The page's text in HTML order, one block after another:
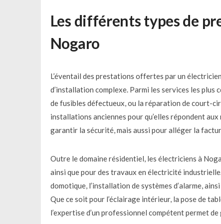
Les différents types de
Nogaro
L’éventail des prestations offertes par un
d’installation complexe. Parmi les services les
de fusibles défectueux, ou la réparation de court-
installations anciennes pour qu’elles répondent
garantir la sécurité, mais aussi pour alléger la
Outre le domaine résidentiel, les électriciens à
ainsi que pour des travaux en électricité
domotique, l’installation de systèmes d’alarme,
Que ce soit pour l’éclairage intérieur, la pose de
l’expertise d’un professionnel compétent permet